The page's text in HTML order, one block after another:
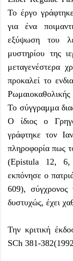
Το έργο
για ένα
εξύψωση του
μυστηρίου της
μεταγενέστερα
προκαλεί το
Ρωμαιοκαθολικής
Το σύγγραμμα
Ο ίδιος ο
γράφτηκε τον
πληροφορία πως
(Epistula 12,
εκπόνησε ο
609),
δυστυχώς, έχει
Την κριτική
SCh 381-